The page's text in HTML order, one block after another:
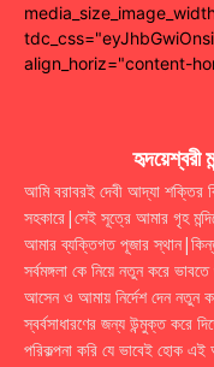
align_horiz="content-
হৃদয়েশ্বরী
আমি বরাবরই দেবী আদ্যা শক্তির
সহকারে|সেই সূত্রে আমার গৃহ
আমার ব্যক্তিগত পূজার
সর্বমঙ্গলা কে নিয়ে নতুন করে
আসেন ও আমায় নির্দেশ দেন নতুন
স্বর্বসাধারণের জন্য উন্মুক্ত করে
পরিকল্পনা করি যে ভাবেই হোক